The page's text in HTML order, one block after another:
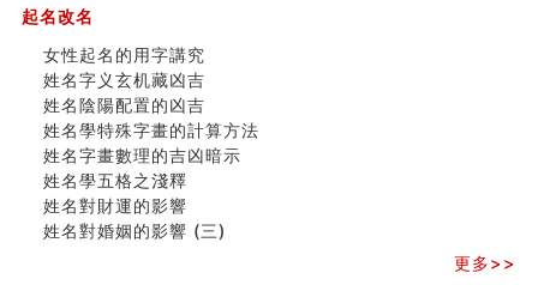
出现这几种面相桃花泛
女性起名的用字講究
香港巨富霍英東命造 (名人八字淺析十）
購房十大風水原則 (上)
看字形结构推算出吉凶
七夕节 我国唯一一个以女性为主角传统节日
商舖大門的風水原則 (下)
手指饱满福运加身，这种手相福运在何处？
家居常見風水形煞及化解方法 ( 四)
起名改名
女性起名的用字講究
姓名字义玄机藏凶吉
姓名陰陽配置的凶吉
姓名學特殊字畫的計算方法
姓名字畫數理的吉凶暗示
姓名學五格之淺釋
姓名對財運的影響
姓名對婚姻的影響 (三)
更多>>